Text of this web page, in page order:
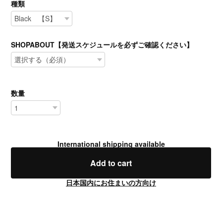
種類
SHOPABOUT【発送スケジュールを必ずご確認ください】
数量
International shipping available
Add to cart
日本国内にお住まいの方向け